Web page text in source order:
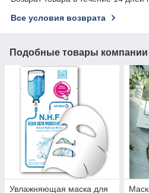
Все условия возврата
Подобные товары компании
Увлажняющая маска для